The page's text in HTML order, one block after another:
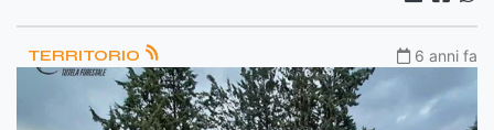
TERRITORIO 6 anni fa